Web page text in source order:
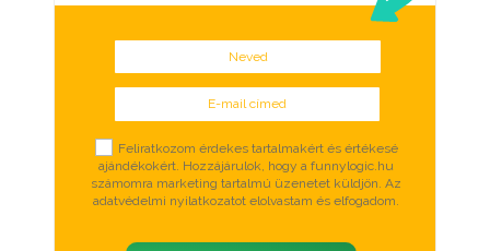
E-mail címed
Select Options
Feliratkozom érdekes tartalmakért és értékesé
ajándékokért. Hozzájárulok, hogy a funnylogic.hu
számomra marketing tartalmú üzenetet küldjön. Az
adatvédelmi nyilatkozatot elolvastam és elfogadom.